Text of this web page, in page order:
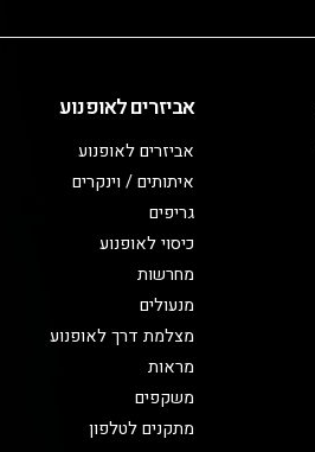
אביזרים לאופנוע
אביזרים לאופנוע
איתותים / וינקרים
גריפים
כיסוי לאופנוע
מחרשות
מנעולים
מצלמת דרך לאופנוע
מראות
משקפים
מתקנים לטלפון